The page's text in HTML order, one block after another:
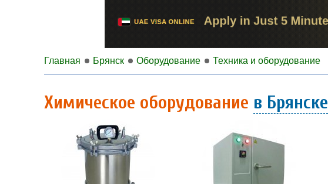
Главная Брянск Оборудование Техника и оборудование
Химическое оборудование в Брянске